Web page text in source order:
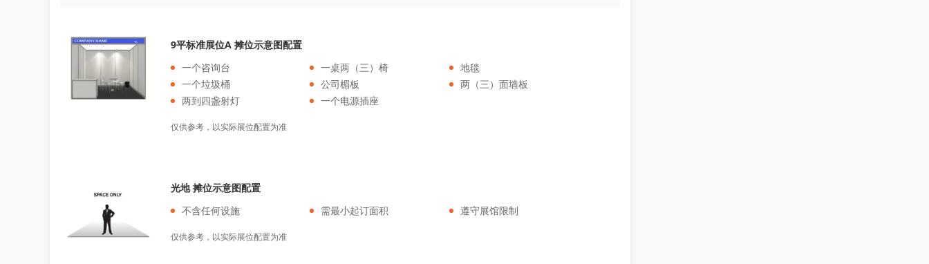
9平标准展位A 摊位示意图配置
一个咨询台
一桌两（三）椅
地毯
一个垃圾桶
公司楣板
两（三）面墙板
两到四盏射灯
一个电源插座
仅供参考，以实际展位配置为准
光地 摊位示意图配置
不含任何设施
需最小起订面积 遵守展馆限制
仅供参考，以实际展位配置为准